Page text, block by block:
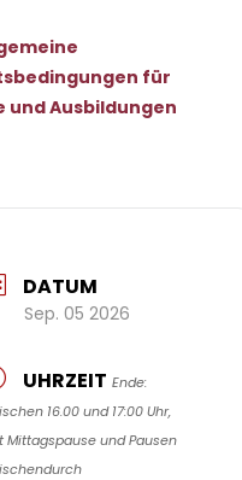
für
und Ausbildungen
DATUM
Sep. 05 2026
UHRZEIT Ende:
16.00 und 17:00 Uhr,
Mittagspause und Pausen